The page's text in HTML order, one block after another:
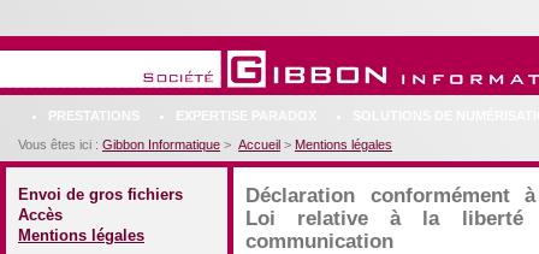
PRESTATIONS EXPERTISE PARADOX
Vous êtes ici : Gibbon Informatique > Accueil > Mentions légales
Envoi de gros fichiers
Accès
Mentions légales
Déclaration conformément
Loi relative à la liberté
communication